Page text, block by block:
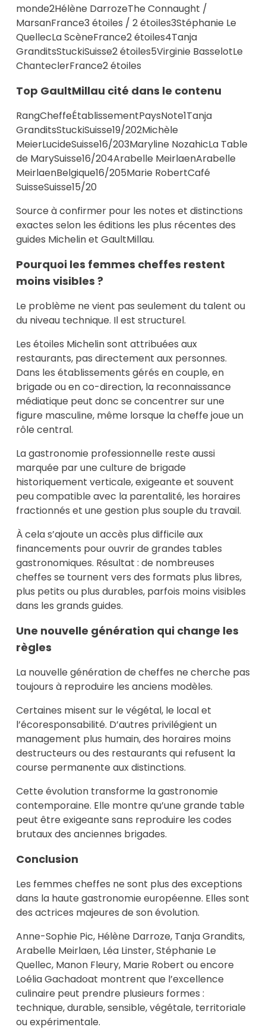
monde2Hélène DarrozeThe Connaught /
MarsanFrance3 étoiles / 2 étoiles3Stéphanie Le
QuellecLa ScèneFrance2 étoiles4Tanja
GranditsStuckiSuisse2 étoiles5Virginie BasselotLe
ChanteclerFrance2 étoiles
Top GaultMillau cité dans le contenu
RangCheffeÉtablissementPaysNote1Tanja
GranditsStuckiSuisse19/202Michèle
MeierLucideSuisse16/203Maryline NozahicLa Table
de MarySuisse16/204Arabelle MeirlaenArabelle
MeirlaenBelgique16/205Marie RobertCafé
SuisseSuisse15/20
Source à confirmer pour les notes et distinctions
exactes selon les éditions les plus récentes des
guides Michelin et GaultMillau.
Pourquoi les femmes cheffes restent
moins visibles ?
Le problème ne vient pas seulement du talent ou
du niveau technique. Il est structurel.
Les étoiles Michelin sont attribuées aux
restaurants, pas directement aux personnes.
Dans les établissements gérés en couple, en
brigade ou en co-direction, la reconnaissance
médiatique peut donc se concentrer sur une
figure masculine, même lorsque la cheffe joue un
rôle central.
La gastronomie professionnelle reste aussi
marquée par une culture de brigade
historiquement verticale, exigeante et souvent
peu compatible avec la parentalité, les horaires
fractionnés et une gestion plus souple du travail.
À cela s’ajoute un accès plus difficile aux
financements pour ouvrir de grandes tables
gastronomiques. Résultat : de nombreuses
cheffes se tournent vers des formats plus libres,
plus petits ou plus durables, parfois moins visibles
dans les grands guides.
Une nouvelle génération qui change les
règles
La nouvelle génération de cheffes ne cherche pas
toujours à reproduire les anciens modèles.
Certaines misent sur le végétal, le local et
l’écoresponsabilité. D’autres privilégient un
management plus humain, des horaires moins
destructeurs ou des restaurants qui refusent la
course permanente aux distinctions.
Cette évolution transforme la gastronomie
contemporaine. Elle montre qu’une grande table
peut être exigeante sans reproduire les codes
brutaux des anciennes brigades.
Conclusion
Les femmes cheffes ne sont plus des exceptions
dans la haute gastronomie européenne. Elles sont
des actrices majeures de son évolution.
Anne-Sophie Pic, Hélène Darroze, Tanja Grandits,
Arabelle Meirlaen, Léa Linster, Stéphanie Le
Quellec, Manon Fleury, Marie Robert ou encore
Loélia Gachadoat montrent que l’excellence
culinaire peut prendre plusieurs formes :
technique, durable, sensible, végétale, territoriale
ou expérimentale.